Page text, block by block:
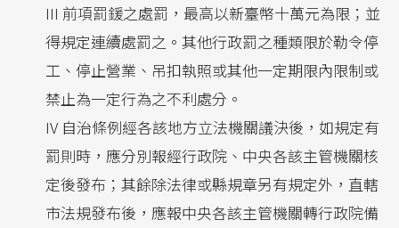
III 前項罰鍰之處罰，最高以新臺幣十萬元為限；並
得規定連續處罰之。其他行政罰之種類限於勒令停
工、停止營業、吊扣執照或其他一定期限內限制或
禁止為一定行為之不利處分。
IV 自治條例經各該地方立法機關議決後，如規定有
罰則時，應分別報經行政院、中央各該主管機關核
定後發布；其餘除法律或縣規章另有規定外，直轄
市法規發布後，應報中央各該主管機關轉行政院備